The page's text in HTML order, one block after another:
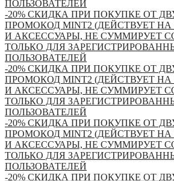
ПОЛЬЗОВАТЕЛЕЙ
-20% СКИДКА ПРИ ПОКУПКЕ ОТ
ПРОМОКОД MINT2 (ДЕЙСТВУЕТ
И АКСЕССУАРЫ, НЕ СУММИРУЕТ
ТОЛЬКО ДЛЯ
ПОЛЬЗОВАТЕЛЕЙ
-20% СКИДКА ПРИ ПОКУПКЕ ОТ
ПРОМОКОД MINT2 (ДЕЙСТВУЕТ
И АКСЕССУАРЫ, НЕ СУММИРУЕТ
ТОЛЬКО ДЛЯ
ПОЛЬЗОВАТЕЛЕЙ
-20% СКИДКА ПРИ ПОКУПКЕ ОТ
ПРОМОКОД MINT2 (ДЕЙСТВУЕТ
И АКСЕССУАРЫ, НЕ СУММИРУЕТ
ТОЛЬКО ДЛЯ
ПОЛЬЗОВАТЕЛЕЙ
-20% СКИДКА ПРИ ПОКУПКЕ ОТ